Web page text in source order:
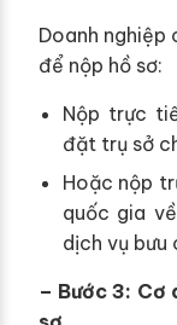
Doanh
để nộp hồ sơ:
Nộp trực
đặt trụ sở
Hoặc nộp
quốc gia
dịch vụ bưu
– Bước 3: Cơ